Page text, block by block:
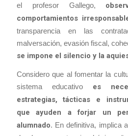
el profesor Gallego,
comportamientos
transparencia en las
malversación, evasión fiscal,
se impone el silencio y la
Considero que al fomentar la
sistema educativo es
estrategias, tácticas e
que ayuden a forjar un
alumnado. En definitiva, implica